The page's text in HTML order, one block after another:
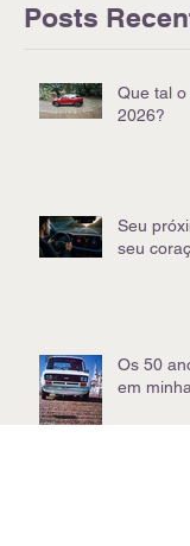
Posts
Que tal o
2026?
Seu
seu
Os 50
em